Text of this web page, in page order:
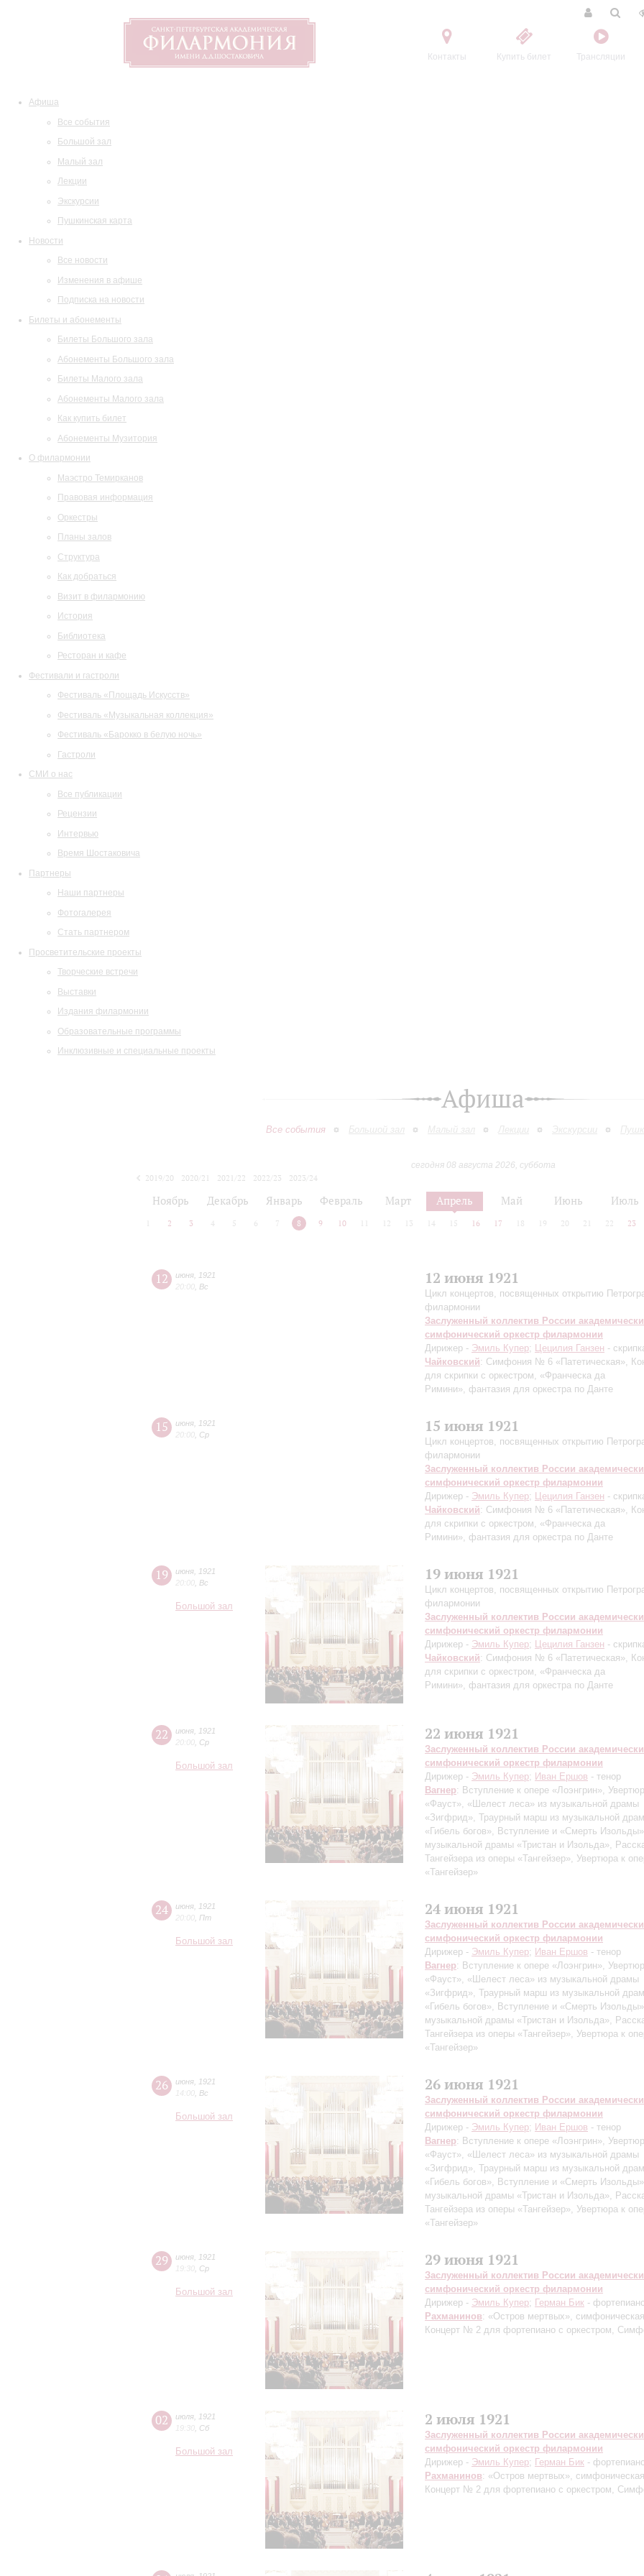
Контакты Купить билет Трансляции
Афиша
Все события
Большой зал
Малый зал
Лекции
Экскурсии
Пушкинская карта
Новости
Все новости
Изменения в афише
Подписка на новости
Билеты и абонементы
Билеты Большого зала
Абонементы Большого зала
Билеты Малого зала
Абонементы Малого зала
Как купить билет
Абонементы Музитория
О филармонии
Маэстро Темирканов
Правовая информация
Оркестры
Планы залов
Структура
Как добраться
Визит в филармонию
История
Библиотека
Ресторан и кафе
Фестивали и гастроли
Фестиваль «Площадь Искусств»
Фестиваль «Музыкальная коллекция»
Фестиваль «Барокко в белую ночь»
Гастроли
СМИ о нас
Все публикации
Рецензии
Интервью
Время Шостаковича
Партнеры
Наши партнеры
Фотогалерея
Стать партнером
Просветительские проекты
Творческие встречи
Выставки
Издания филармонии
Образовательные программы
Инклюзивные и специальные проекты
Афиша
Все события Большой зал Малый зал Лекции Экскурсии
сегодня 08 августа 2026, суббота
2019/20
2020/21 2021/22 2022/23
2023/24
Ноябрь Декабрь Январь Февраль Март Апрель Май Июнь Июль
2 3 4 5 6 7 8 9 10 12 13 14 15 16 17 18 19 20 21 22 23
12 июня
1921
20:00 Вс 12 июня 1921
Цикл концертов, посвященных открытию
филармонии
Заслуженный коллектив России
симфонический оркестр филармонии
Дирижер - Эмиль Купер; Цецилия Ганзен -
Чайковский: Симфония № 6 «Патетическая»,
для скрипки с оркестром, «Франческа да
Римини», фантазия для оркестра по Данте
15 июня
1921
20:00 Ср 15 июня 1921
Цикл концертов, посвященных открытию
филармонии
Заслуженный коллектив России
симфонический оркестр филармонии
Дирижер - Эмиль Купер; Цецилия Ганзен -
Чайковский: Симфония № 6 «Патетическая»,
для скрипки с оркестром, «Франческа да
Римини», фантазия для оркестра по Данте
19 июня
1921
20:00 Вс
Большой зал
19 июня 1921
Цикл концертов, посвященных открытию
филармонии
Заслуженный коллектив России
симфонический оркестр филармонии
Дирижер - Эмиль Купер; Цецилия Ганзен -
Чайковский: Симфония № 6 «Патетическая»,
для скрипки с оркестром, «Франческа да
Римини», фантазия для оркестра по Данте
22 июня
1921
20:00 Ср
Большой зал
22 июня 1921
Заслуженный коллектив России
симфонический оркестр филармонии
Дирижер - Эмиль Купер; Иван Ершов - тенор
Вагнер: Вступление к опере «Лоэнгрин»,
«Фауст», «Шелест леса» из музыкальной драмы
«Зигфрид», Траурный марш из музыкальной
«Гибель богов», Вступление и «Смерть
музыкальной драмы «Тристан и Изольда»,
Тангейзера из оперы «Тангейзер», Увертюра к
«Тангейзер»
24 июня
1921
20:00 Пт
Большой зал
24 июня 1921
Заслуженный коллектив России
симфонический оркестр филармонии
Дирижер - Эмиль Купер; Иван Ершов - тенор
Вагнер: Вступление к опере «Лоэнгрин»,
«Фауст», «Шелест леса» из музыкальной драмы
«Зигфрид», Траурный марш из музыкальной
«Гибель богов», Вступление и «Смерть
музыкальной драмы «Тристан и Изольда»,
Тангейзера из оперы «Тангейзер», Увертюра к
«Тангейзер»
26 июня
1921
14:00 Вс
Большой зал
26 июня 1921
Заслуженный коллектив России
симфонический оркестр филармонии
Дирижер - Эмиль Купер; Иван Ершов - тенор
Вагнер: Вступление к опере «Лоэнгрин»,
«Фауст», «Шелест леса» из музыкальной драмы
«Зигфрид», Траурный марш из музыкальной
«Гибель богов», Вступление и «Смерть
музыкальной драмы «Тристан и Изольда»,
Тангейзера из оперы «Тангейзер», Увертюра к
«Тангейзер»
29 июня
1921
19:30 Ср
Большой зал
29 июня 1921
Заслуженный коллектив России
симфонический оркестр филармонии
Дирижер - Эмиль Купер; Герман Бик -
Рахманинов: «Остров мертвых»,
Концерт № 2 для фортепиано с оркестром,
02 июля
1921
19:30 Сб
Большой зал
2 июля 1921
Заслуженный коллектив России
симфонический оркестр филармонии
Дирижер - Эмиль Купер; Герман Бик -
Рахманинов: «Остров мертвых»,
Концерт № 2 для фортепиано с оркестром,